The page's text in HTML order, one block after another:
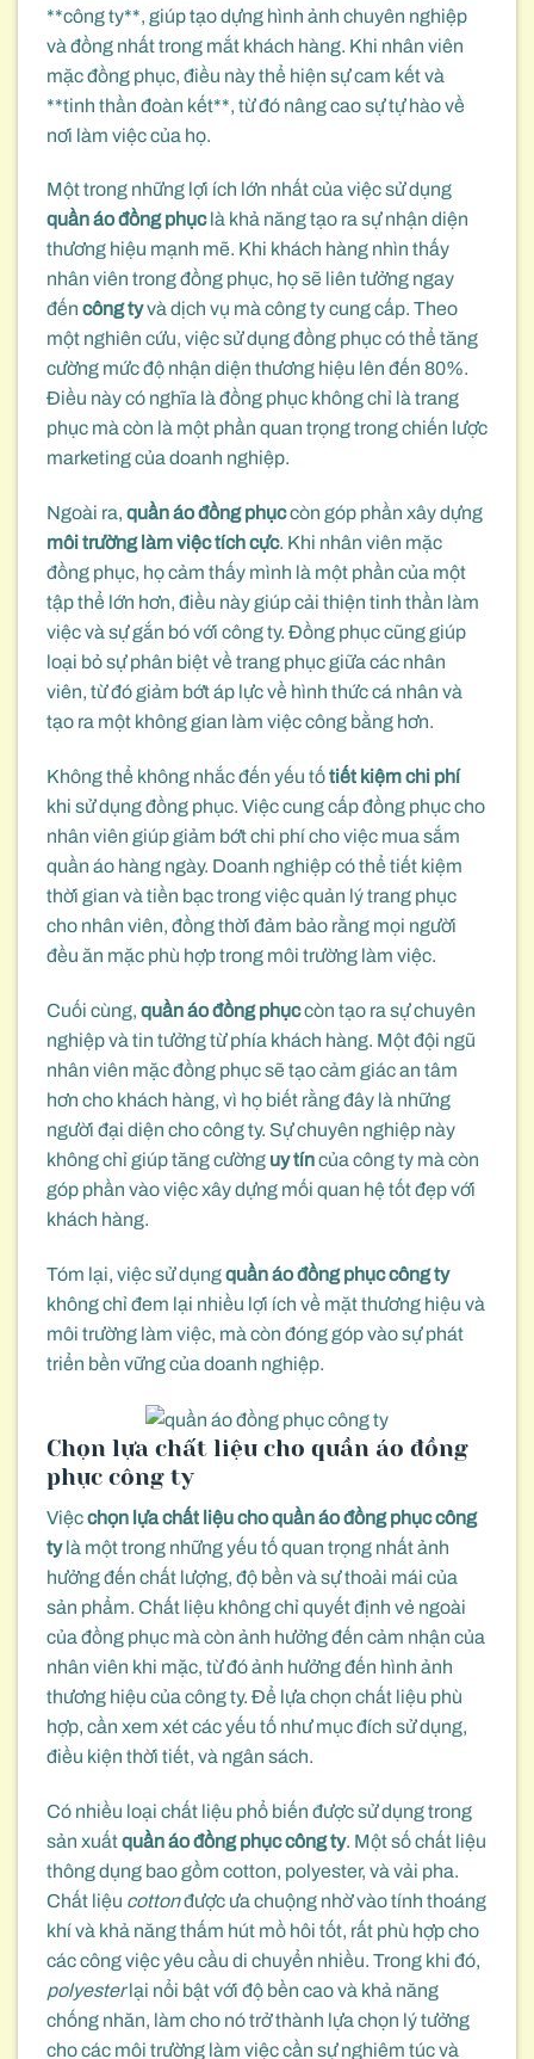
**công ty**, giúp tạo dựng hình ảnh chuyên nghiệp
và đồng nhất trong mắt khách hàng. Khi nhân viên
mặc đồng phục, điều này thể hiện sự cam kết và
**tinh thần đoàn kết**, từ đó nâng cao sự tự hào về
nơi làm việc của họ.
Một trong những lợi ích lớn nhất của việc sử dụng
quần áo đồng phụclà khả năng tạo ra sự nhận diện
thương hiệu mạnh mẽ. Khi khách hàng nhìn thấy
nhân viên trong đồng phục, họ sẽ liên tưởng ngay
đến công tyvà dịch vụ mà công ty cung cấp. Theo
một nghiên cứu, việc sử dụng đồng phục có thể tăng
cường mức độ nhận diện thương hiệu lên đến 80%.
Điều này có nghĩa là đồng phục không chỉ là trang
phục mà còn là một phần quan trọng trong chiến lược
marketing của doanh nghiệp.
Ngoài ra, quần áo đồng phụccòn góp phần xây dựng
môi trường làm việc tích cực. Khi nhân viên mặc
đồng phục, họ cảm thấy mình là một phần của một
tập thể lớn hơn, điều này giúp cải thiện tinh thần làm
việc và sự gắn bó với công ty. Đồng phục cũng giúp
loại bỏ sự phân biệt về trang phục giữa các nhân
viên, từ đó giảm bớt áp lực về hình thức cá nhân và
tạo ra một không gian làm việc công bằng hơn.
Không thể không nhắc đến yếu tốtiết kiệm chi phí
khi sử dụng đồng phục. Việc cung cấp đồng phục cho
nhân viên giúp giảm bớt chi phí cho việc mua sắm
quần áo hàng ngày. Doanh nghiệp có thể tiết kiệm
thời gian và tiền bạc trong việc quản lý trang phục
cho nhân viên, đồng thời đảm bảo rằng mọi người
đều ăn mặc phù hợp trong môi trường làm việc.
Cuối cùng, quần áo đồng phụccòn tạo ra sự chuyên
nghiệp và tin tưởng từ phía khách hàng. Một đội ngũ
nhân viên mặc đồng phục sẽ tạo cảm giác an tâm
hơn cho khách hàng, vì họ biết rằng đây là những
người đại diện cho công ty. Sự chuyên nghiệp này
không chỉ giúp tăng cường uy tíncủa công ty mà còn
góp phần vào việc xây dựng mối quan hệ tốt đẹp với
khách hàng.
Tóm lại, việc sử dụngquần áo đồng phục công ty
không chỉ đem lại nhiều lợi ích về mặt thương hiệu và
môi trường làm việc, mà còn đóng góp vào sự phát
triển bền vững của doanh nghiệp.
Chọn lựa chất liệu cho quần áo đồng
phục công ty
Việcchọn lựa chất liệu cho quần áo đồng phục công
tylà một trong những yếu tố quan trọng nhất ảnh
hưởng đến chất lượng, độ bền và sự thoải mái của
sản phẩm. Chất liệu không chỉ quyết định vẻ ngoài
của đồng phục mà còn ảnh hưởng đến cảm nhận của
nhân viên khi mặc, từ đó ảnh hưởng đến hình ảnh
thương hiệu của công ty. Để lựa chọn chất liệu phù
hợp, cần xem xét các yếu tố như mục đích sử dụng,
điều kiện thời tiết, và ngân sách.
Có nhiều loại chất liệu phổ biến được sử dụng trong
sản xuấtquần áo đồng phục công ty. Một số chất liệu
thông dụng bao gồm cotton, polyester, và vải pha.
Chất liệu cottonđược ưa chuộng nhờ vào tính thoáng
khí và khả năng thấm hút mồ hôi tốt, rất phù hợp cho
các công việc yêu cầu di chuyển nhiều. Trong khi đó,
polyesterlại nổi bật với độ bền cao và khả năng
chống nhăn, làm cho nó trở thành lựa chọn lý tưởng
cho các môi trường làm việc cần sự nghiêm túc và